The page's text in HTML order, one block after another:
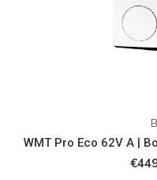
WMT Pro Eco 62V A |